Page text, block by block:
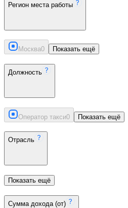
Регион места работы
Москва0 Показать ещё
Должность
Оператор такси0 Показать ещё
Отрасль
Показать ещё
Сумма дохода (от)